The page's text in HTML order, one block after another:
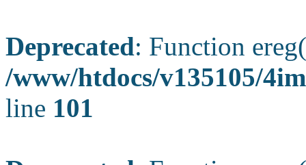
Deprecated: Function
/www/htdocs/v135105/
line 101